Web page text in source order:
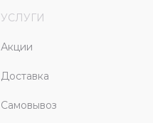
УСЛУГИ
Акции
Доставка
Самовывоз